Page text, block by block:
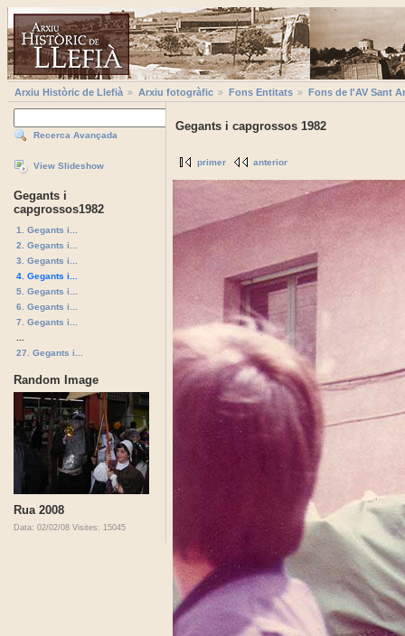
Arxiu Històric de Llefià Arxiu fotogràfic Fons Entitats Fons de l'AV Sant
Recerca Avançada
View Slideshow
Gegants i
capgrossos1982
1. Gegants i...
2. Gegants i...
3. Gegants i...
4. Gegants i...
5. Gegants i...
6. Gegants i...
7. Gegants i...
27. Gegants i...
Random Image
Rua 2008
Data: 02/02/08 Visites: 15045
Gegants i capgrossos 1982
primer anterior